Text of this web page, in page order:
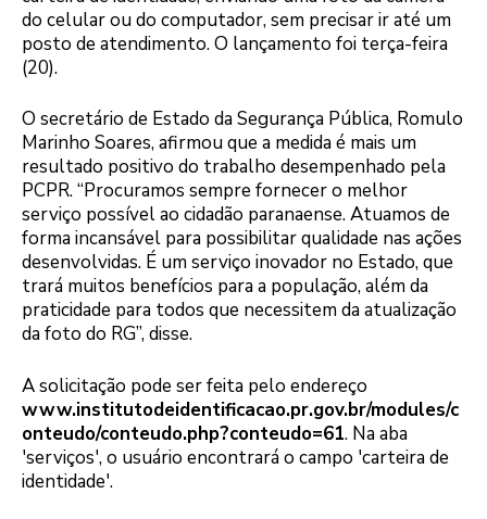
do celular ou do computador, sem precisar ir até um
posto de atendimento. O lançamento foi terça-feira
(20).
O secretário de Estado da Segurança Pública, Romulo
Marinho Soares, afirmou que a medida é mais um
resultado positivo do trabalho desempenhado pela
PCPR. “Procuramos sempre fornecer o melhor
serviço possível ao cidadão paranaense. Atuamos de
forma incansável para possibilitar qualidade nas ações
desenvolvidas. É um serviço inovador no Estado, que
trará muitos benefícios para a população, além da
praticidade para todos que necessitem da atualização
da foto do RG”, disse.
A solicitação pode ser feita pelo endereço
www.institutodeidentificacao.pr.gov.br/modules/c
onteudo/conteudo.php?conteudo=61. Na aba
'serviços', o usuário encontrará o campo 'carteira de
identidade'.